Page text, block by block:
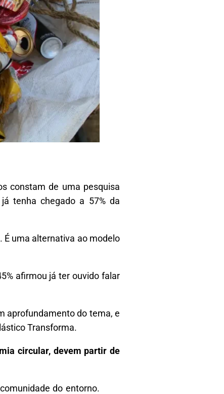
constam de uma pesquisa
tenha chegado a 57% da
. É uma alternativa ao modelo
afirmou já ter ouvido falar
aprofundamento do tema, e
Transforma.
circular, devem partir de
do entorno.